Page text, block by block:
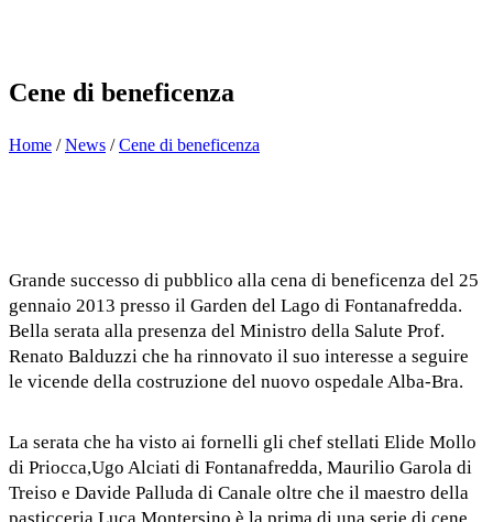
Cene di beneficenza
Home /News /Cene di beneficenza
Grande successo di pubblico alla cena di beneficenza del 25
gennaio 2013 presso il Garden del Lago di Fontanafredda.
Bella serata alla presenza del Ministro della Salute Prof.
Renato Balduzzi che ha rinnovato il suo interesse a seguire
le vicende della costruzione del nuovo ospedale Alba-Bra.
La serata che ha visto ai fornelli gli chef stellati Elide Mollo
di Priocca,Ugo Alciati di Fontanafredda, Maurilio Garola di
Treiso e Davide Palluda di Canale oltre che il maestro della